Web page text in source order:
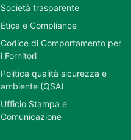
Società trasparente
Etica e Compliance
Codice di Comportamento per
i Fornitori
Politica qualità sicurezza e
ambiente (QSA)
Ufficio Stampa e
Comunicazione